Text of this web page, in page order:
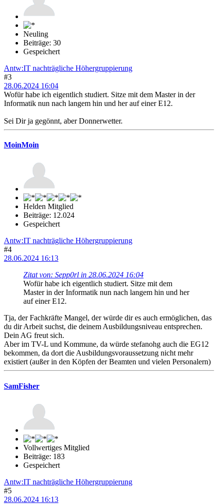
Neuling
Beiträge: 30
Gespeichert
Antw:IT nachträgliche Höhergruppierung
#3
28.06.2024 16:04
Wofür habe ich eigentlich studiert. Sitze mit dem Master in der
Informatik nun nach langem hin und her auf einer E12.
Sei Dir ja gegönnt, aber Donnerwetter.
MoinMoin
Helden Mitglied
Beiträge: 12.024
Gespeichert
Antw:IT nachträgliche Höhergruppierung
#4
28.06.2024 16:13
Zitat von: Sepp0rl in 28.06.2024 16:04
Wofür habe ich eigentlich studiert. Sitze mit dem
Master in der Informatik nun nach langem hin und her
auf einer E12.
Tja, der Fachkräfte Mangel, der würde dir es auch ermöglichen, das
du dir Arbeit suchst, die deinem Ausbildungsniveau entsprechen.
Dein AG freut sich.
Aber im TV-L und Kommune, da würde stefanohg auch die EG12
bekommen, da dort die Ausbildungsvoraussetzung nicht mehr
existiert (außer in den Köpfen der Beamten und vielen Personalern)
SamFisher
Vollwertiges Mitglied
Beiträge: 183
Gespeichert
Antw:IT nachträgliche Höhergruppierung
#5
28.06.2024 16:13